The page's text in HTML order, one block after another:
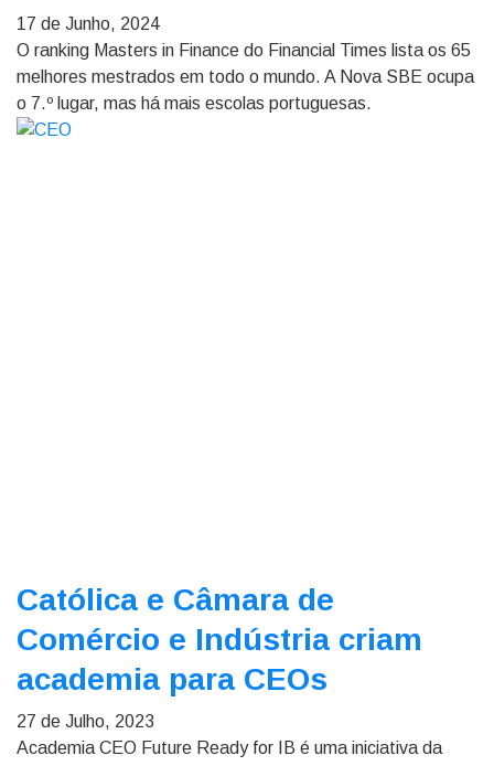
17 de Junho, 2024
O ranking Masters in Finance do Financial Times lista os 65
melhores mestrados em todo o mundo. A Nova SBE ocupa
o 7.º lugar, mas há mais escolas portuguesas.
Católica e Câmara de
Comércio e Indústria criam
academia para CEOs
27 de Julho, 2023
Academia CEO Future Ready for IB é uma iniciativa da